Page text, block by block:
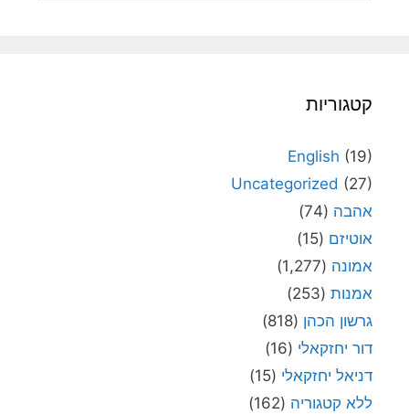
קטגוריות
English (19)
Uncategorized (27)
אהבה (74)
אוטיזם (15)
אמונה (1,277)
אמנות (253)
גרשון הכהן (818)
דור יחזקאלי (16)
דניאל יחזקאלי (15)
ללא קטגוריה (162)